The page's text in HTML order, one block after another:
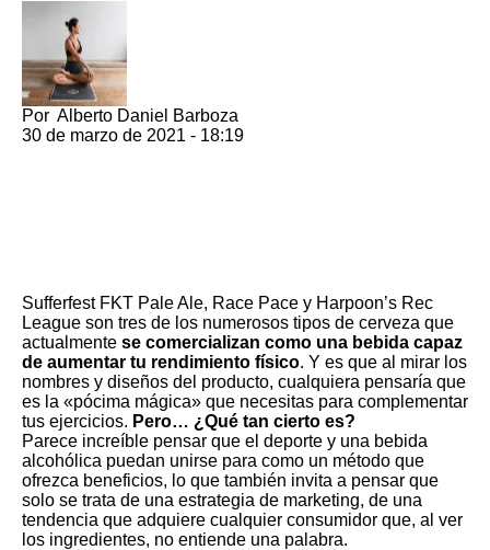
Por Alberto Daniel Barboza
30 de marzo de 2021 - 18:19
Sufferfest FKT Pale Ale, Race Pace y Harpoon’s Rec
League son tres de los numerosos tipos de cerveza que
actualmente se comercializan como una bebida capaz
de aumentar tu rendimiento físico. Y es que al mirar los
nombres y diseños del producto, cualquiera pensaría que
es la «pócima mágica» que necesitas para complementar
tus ejercicios. Pero… ¿Qué tan cierto es?
Parece increíble pensar que el deporte y una bebida
alcohólica puedan unirse para como un método que
ofrezca beneficios, lo que también invita a pensar que
solo se trata de una estrategia de marketing, de una
tendencia que adquiere cualquier consumidor que, al ver
los ingredientes, no entiende una palabra.